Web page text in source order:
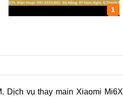
1
Dịch vụ thay main Xiaomi